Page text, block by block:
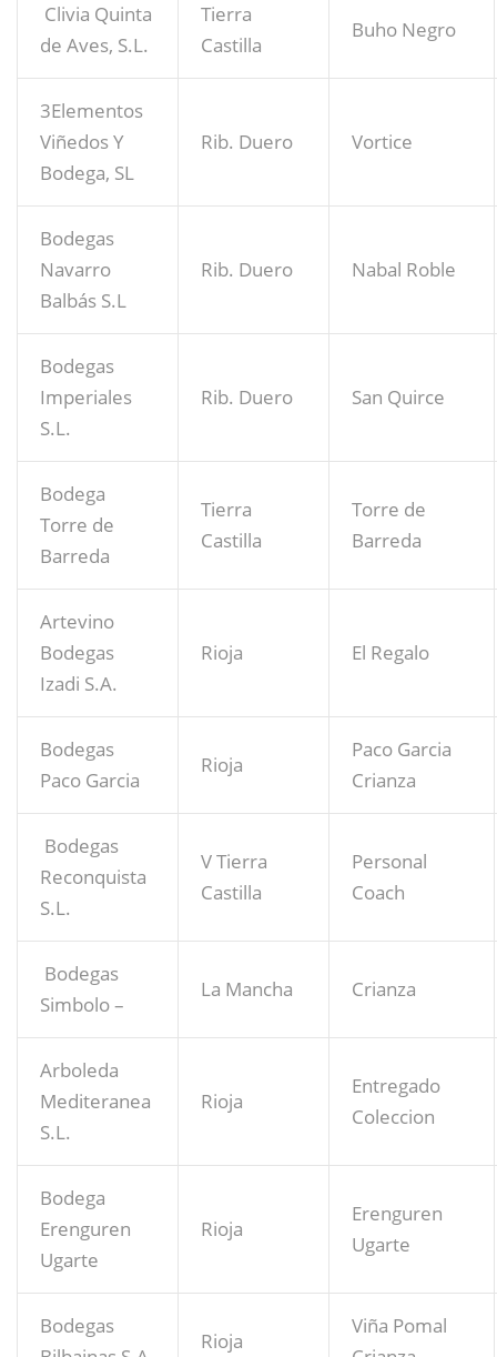
Clivia Quinta
de Aves, S.L.
Tierra
Castilla
Buho Negro
3Elementos
Viñedos Y
Bodega, SL
Rib. Duero Vortice
Bodegas
Navarro
Balbás S.L
Rib. Duero Nabal Roble
Bodegas
Imperiales
S.L.
Rib. Duero San Quirce
Bodega
Torre de
Barreda
Tierra
Castilla
Torre de
Barreda
Artevino
Bodegas
Izadi S.A.
Rioja El Regalo
Bodegas
Paco Garcia
Rioja
Paco Garcia
Crianza
Bodegas
Reconquista
S.L.
V Tierra
Castilla
Personal
Coach
Bodegas
Simbolo –
La Mancha Crianza
Arboleda
Mediteranea
S.L.
Rioja
Entregado
Coleccion
Bodega
Erenguren
Ugarte
Rioja
Erenguren
Ugarte
Bodegas
Rioja
Viña Pomal